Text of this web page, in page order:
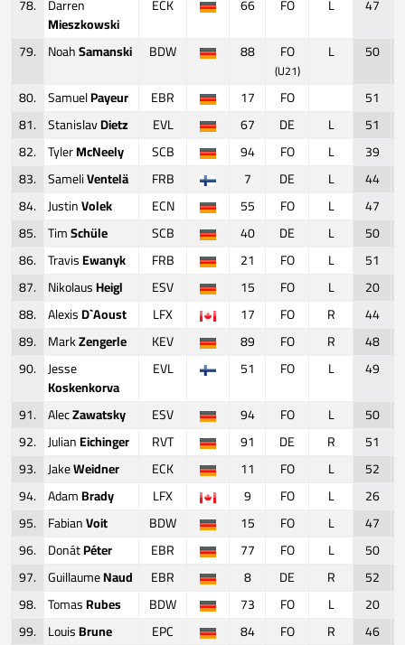
78. Darren
Mieszkowski
ECK 66 FO L 47
79. NoahSamanski BDW 88 FO
(U21)
L 50
80. SamuelPayeur EBR 17 FO 51
81. StanislavDietz EVL 67 DE L 51
82. TylerMcNeely SCB 94 FO L 39
83. SameliVentelä FRB 7 DE L 44
84. JustinVolek ECN 55 FO L 47
85. TimSchüle SCB 40 DE L 50
86. TravisEwanyk FRB 21 FO L 51
87. NikolausHeigl ESV 15 FO L 20
88. AlexisD`Aoust LFX 17 FO R 44
89. MarkZengerle KEV 89 FO R 48
90. Jesse
Koskenkorva
EVL 51 FO L 49
91. AlecZawatsky ESV 94 FO L 50
92. JulianEichinger RVT 91 DE R 51
93. JakeWeidner ECK 11 FO L 52
94. AdamBrady LFX 9 FO L 26
95. FabianVoit BDW 15 FO L 47
96. DonátPéter EBR 77 FO L 50
97. GuillaumeNaud EBR 8 DE R 52
98. TomasRubes BDW 73 FO L 20
99. LouisBrune EPC 84 FO R 46